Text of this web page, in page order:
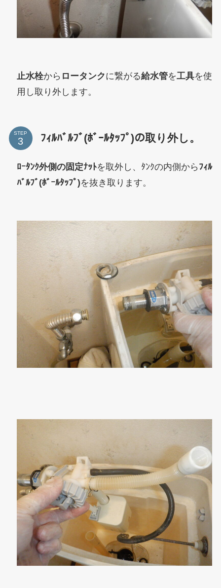
止水栓から ロータンクに繋がる給水管を工具を使
用し取り外します。
STEP ﾌｨﾙﾊﾞﾙﾌﾞ(ﾎﾞｰﾙﾀｯﾌﾟ)の取り外し。
ﾛｰﾀﾝｸ外側の固定ﾅｯﾄを取外し、ﾀﾝｸの内側から ﾌｨﾙ
ﾊﾞﾙﾌﾞ(ﾎﾞｰﾙﾀｯﾌﾟ)を抜き取ります。